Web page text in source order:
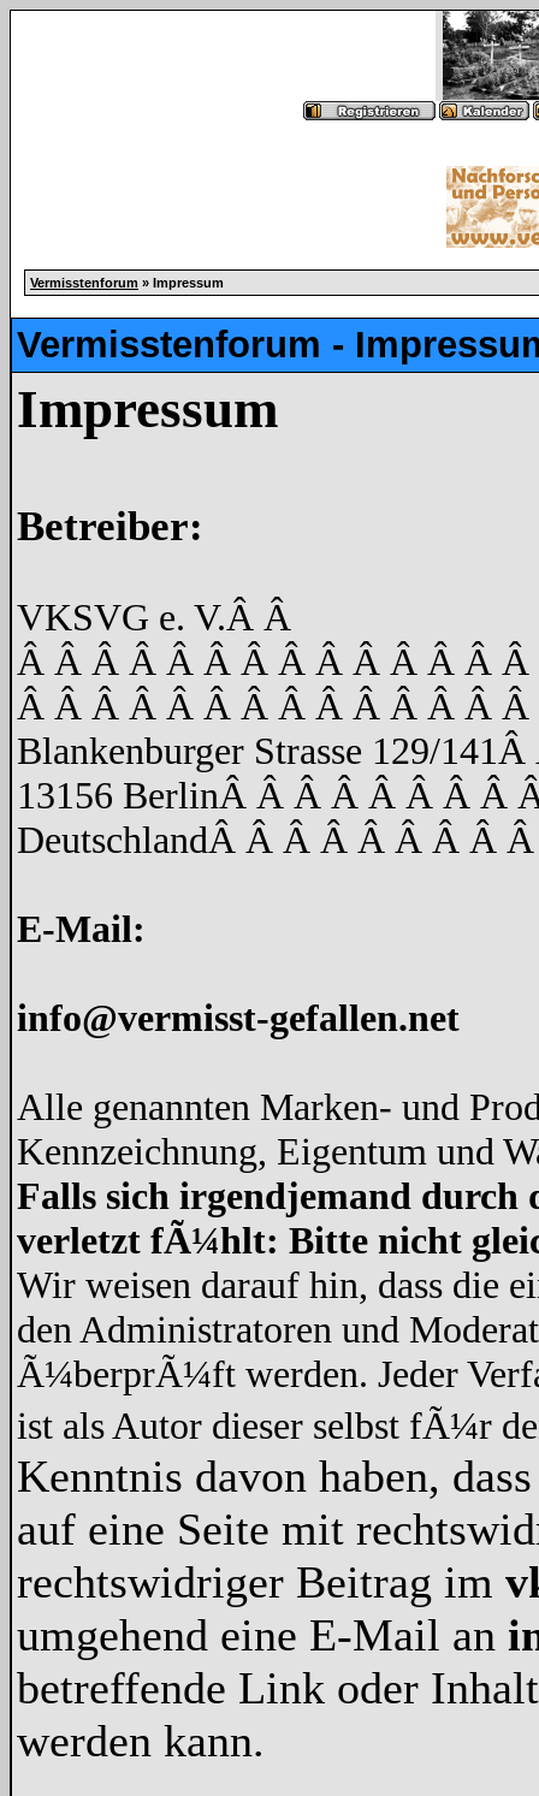
Vermisstenforum » Impressum
Vermisstenforum -
Impressum
Betreiber:
VKSVG e. V.Â Â
Â Â Â Â Â Â Â Â Â Â Â Â Â
Â Â Â Â Â Â Â Â Â Â Â Â Â
Blankenburger Strasse 129/141Â
13156 BerlinÂ Â Â Â Â Â Â Â
DeutschlandÂ Â Â Â Â Â Â Â
E-Mail:
info@vermisst-gefallen.net
Alle genannten Marken- und
Kennzeichnung, Eigentum und
Falls sich irgendjemand durch
verletzt fÃ¼hlt: Bitte nicht
Wir weisen darauf hin, dass die
den Administratoren und
Ã¼berprÃ¼ft werden. Jeder
ist als Autor dieser selbst fÃ¼r
Kenntnis davon haben,
auf eine Seite mit
rechtswidriger Beitrag im
umgehend eine E-Mail an
betreffende Link oder
werden kann.